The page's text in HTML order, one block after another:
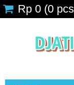
Rp 0 (0